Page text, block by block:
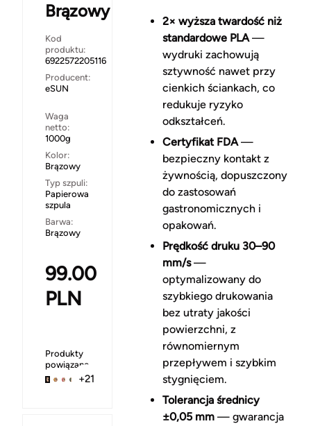
Brązowy
Kod
produktu:
6922572205116
Producent:
eSUN
Waga
netto:
1000g
Kolor:
Brązowy
Typ szpuli:
Papierowa
szpula
Barwa:
Brązowy
99.00
PLN
Produkty
powiązane
+21
2× wyższa twardość niż
standardowe PLA—
wydruki zachowują
sztywność nawet przy
cienkich ściankach, co
redukuje ryzyko
odkształceń.
Certyfikat FDA—
bezpieczny kontakt z
żywnością, dopuszczony
do zastosowań
gastronomicznych i
opakowań.
Prędkość druku 30–90
mm/s—
optymalizowany do
szybkiego drukowania
bez utraty jakości
powierzchni, z
równomiernym
przepływem i szybkim
stygnięciem.
Tolerancja średnicy
±0,05 mm— gwarancja